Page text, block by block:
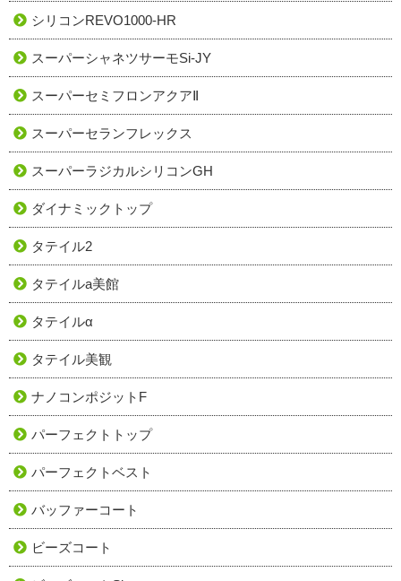
シリコンREVO1000-HR
スーパーシャネツサーモSi-JY
スーパーセミフロンアクアⅡ
スーパーセランフレックス
スーパーラジカルシリコンGH
ダイナミックトップ
タテイル2
タテイルa美館
タテイルα
タテイル美観
ナノコンポジットF
パーフェクトトップ
パーフェクトベスト
バッファーコート
ビーズコート